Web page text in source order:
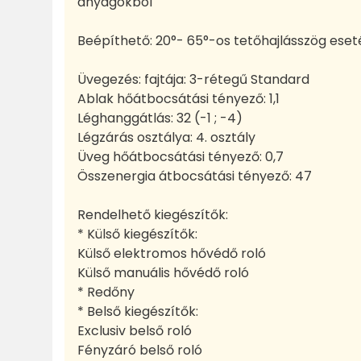
Beépíthető: 20°- 65°-os tetőhajlásszög
Üvegezés: fajtája: 3-rétegű Standard
Ablak hőátbocsátási tényező: 1,1
Léghanggátlás: 32 (-1 ; -4)
Légzárás osztálya: 4. osztály
Üveg hőátbocsátási tényező: 0,7
Összenergia átbocsátási tényező: 47
Rendelhető kiegészítők:
* Külső kiegészítők:
Külső elektromos hővédő roló
Külső manuális hővédő roló
* Redőny
* Belső kiegészítők:
Exclusiv belső roló
Fényzáró belső roló